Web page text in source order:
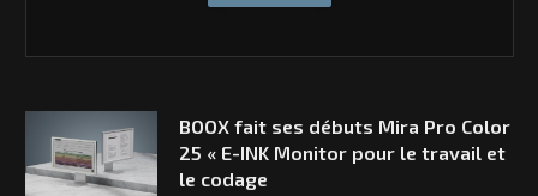
BOOX fait ses débuts Mira Pro Color
25 « E-INK Monitor pour le travail et
le codage